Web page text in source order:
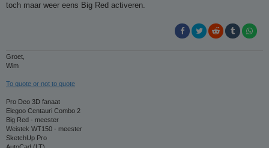
toch maar weer eens Big Red activeren.
Groet,
Wim
To quote or not to quote
Pro Deo 3D fanaat
Elegoo Centauri Combo 2
Big Red - meester
Weistek WT150 - meester
SketchUp Pro